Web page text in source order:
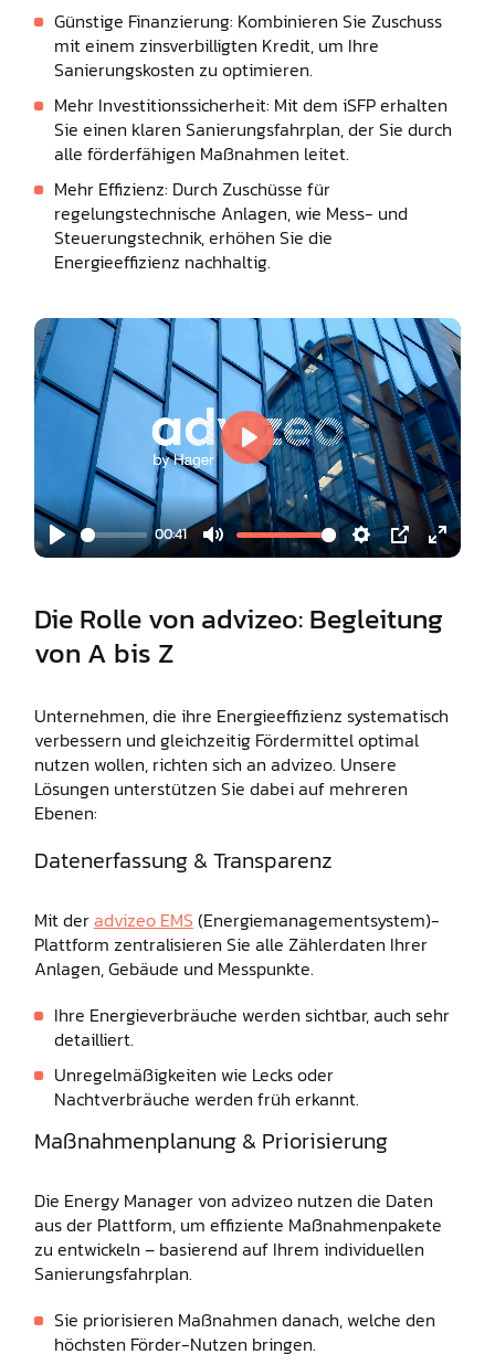
Günstige Finanzierung: Kombinieren Sie Zuschuss
mit einem zinsverbilligten Kredit, um Ihre
Sanierungskosten zu optimieren.
Mehr Investitions­sicherheit: Mit dem iSFP erhalten
Sie einen klaren Sanierungsfahrplan, der Sie durch
alle förderfähigen Maßnahmen leitet.
Mehr Effizienz: Durch Zuschüsse für
regelungstechnische Anlagen, wie Mess- und
Steuerungstechnik, erhöhen Sie die
Energieeffizienz nachhaltig.
Play
00:41
Mute Settings
PIP Enter
Play
Die Rolle von advizeo: Begleitung
von A bis Z
Unternehmen, die ihre Energieeffizienz systematisch
verbessern und gleichzeitig Fördermittel optimal
nutzen wollen, richten sich an advizeo. Unsere
Lösungen unterstützen Sie dabei auf mehreren
Ebenen:
Datenerfassung & Transparenz
Mit deradvizeo EMS (Energiemanagementsystem)-
Plattform zentralisieren Sie alle Zählerdaten Ihrer
Anlagen, Gebäude und Messpunkte.
Ihre Energieverbräuche werden sichtbar, auch sehr
detailliert.
Unregelmäßigkeiten wie Lecks oder
Nachtverbräuche werden früh erkannt.
Maßnahmenplanung & Priorisierung
Die Energy Manager von advizeo nutzen die Daten
aus der Plattform, um effiziente Maßnahmenpakete
zu entwickeln – basierend auf Ihrem individuellen
Sanierungsfahrplan.
Sie priorisieren Maßnahmen danach, welche den
höchsten Förder-Nutzen bringen.